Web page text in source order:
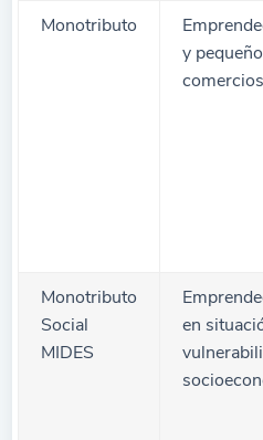
Monotributo
y
comercios
Monotributo
Social
MIDES
en